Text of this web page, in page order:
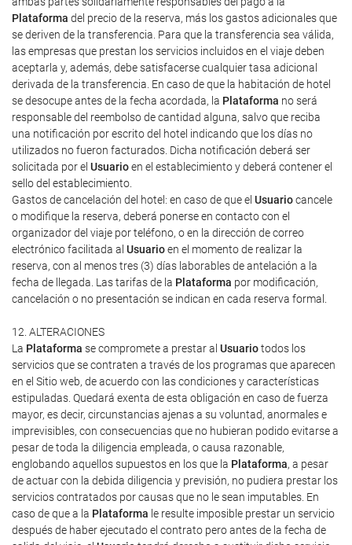
Plataforma del precio de la reserva, más los gastos adicionales que
se deriven de la transferencia. Para que la transferencia sea válida,
las empresas que prestan los servicios incluidos en el viaje deben
aceptarla y, además, debe satisfacerse cualquier tasa adicional
derivada de la transferencia. En caso de que la habitación de hotel
se desocupe antes de la fecha acordada, la Plataforma no será
responsable del reembolso de cantidad alguna, salvo que reciba
una notificación por escrito del hotel indicando que los días no
utilizados no fueron facturados. Dicha notificación deberá ser
solicitada por el Usuarioen el establecimiento y deberá contener el
sello del establecimiento.
Gastos de cancelación del hotel: en caso de que el Usuariocancele
o modifique la reserva, deberá ponerse en contacto con el
organizador del viaje por teléfono, o en la dirección de correo
electrónico facilitada al Usuarioen el momento de realizar la
reserva, con al menos tres (3) días laborables de antelación a la
fecha de llegada. Las tarifas de la Plataforma por modificación,
cancelación o no presentación se indican en cada reserva formal.
12. ALTERACIONES
La Plataforma se compromete a prestar al Usuariotodos los
servicios que se contraten a través de los programas que aparecen
en el Sitio web, de acuerdo con las condiciones y características
estipuladas. Quedará exenta de esta obligación en caso de fuerza
mayor, es decir, circunstancias ajenas a su voluntad, anormales e
imprevisibles, con consecuencias que no hubieran podido evitarse a
pesar de toda la diligencia empleada, o causa razonable,
englobando aquellos supuestos en los que la Plataforma, a pesar
de actuar con la debida diligencia y previsión, no pudiera prestar los
servicios contratados por causas que no le sean imputables. En
caso de que a la Plataforma le resulte imposible prestar un servicio
después de haber ejecutado el contrato pero antes de la fecha de